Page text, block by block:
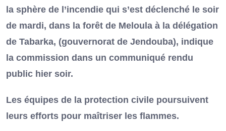
la sphère de l’incendie qui s’est déclenché le soir
de mardi, dans la forêt de Meloula à la délégation
de Tabarka, (gouvernorat de Jendouba), indique
la commission dans un communiqué rendu
public hier soir.
Les équipes de la protection civile poursuivent
leurs efforts pour maîtriser les flammes.